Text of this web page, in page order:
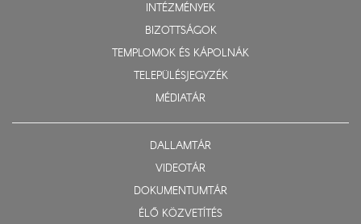
INTÉZMÉNYEK
BIZOTTSÁGOK
TEMPLOMOK ÉS KÁPOLNÁK
TELEPÜLÉSJEGYZÉK
MÉDIATÁR
DALLAMTÁR
VIDEOTÁR
DOKUMENTUMTÁR
ÉLŐ KÖZVETÍTÉS